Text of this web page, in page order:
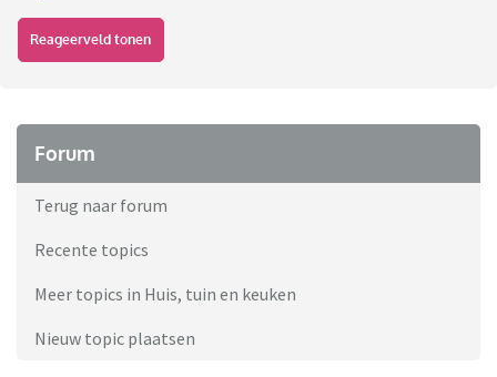
Reageerveld tonen
Forum
Terug naar forum
Recente topics
Meer topics in Huis, tuin en keuken
Nieuw topic plaatsen